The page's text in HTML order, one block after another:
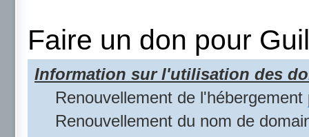
Faire un don pour
Information sur l'utilisation des
Renouvellement de l'hébergement
Renouvellement du nom de